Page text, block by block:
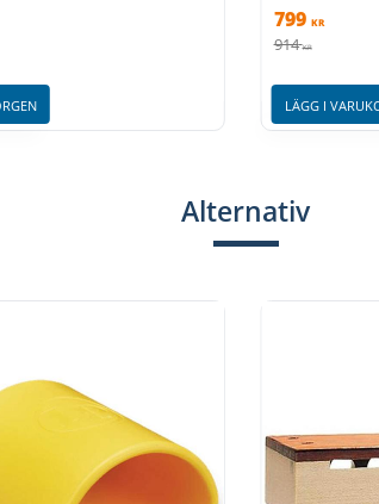
799 KR
914 KR
LÄGG I
Alternativ